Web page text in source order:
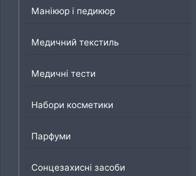
Манікюр і педикюр
Медичний текстиль
Медичні тести
Набори косметики
Парфуми
Сонцезахисні засоби